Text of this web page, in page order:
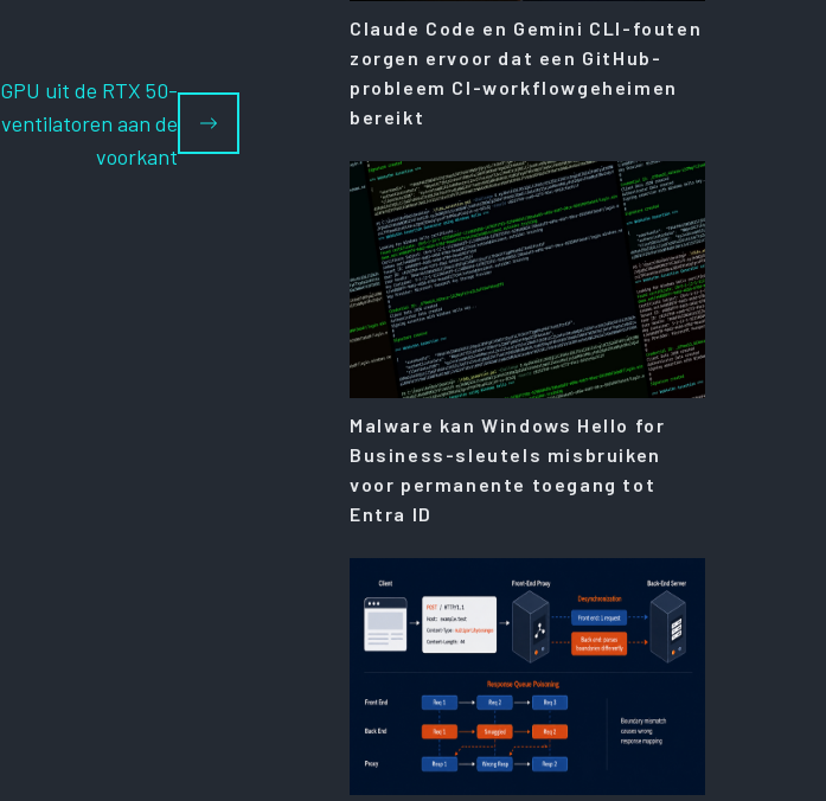
uit de RTX 50-
aan de
voorkant
Claude Code en Gemini CLI-fouten
zorgen ervoor dat een GitHub-
probleem CI-workflowgeheimen
bereikt
Malware kan Windows Hello for
Business-sleutels misbruiken
voor permanente toegang tot
Entra ID